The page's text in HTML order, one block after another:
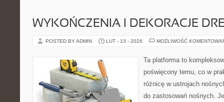
WYKOŃCZENIA I DEKORACJE
POSTED BY ADMIN LUT - 13 - 2026 MOŻLIWOŚĆ
Ta platforma to
poświęcony temu, co w
różnicę w ustrojach
do zastosowań nośnych.